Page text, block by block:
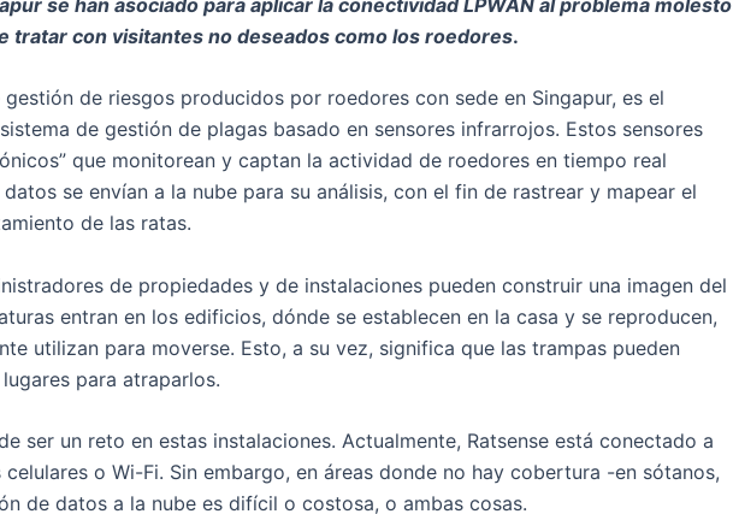
tratar con visitantes no deseados como los roedores.
de riesgos producidos por roedores con sede en Singapur, es el
de gestión de plagas basado en sensores infrarrojos. Estos sensores
que monitorean y captan la actividad de roedores en tiempo real
se envían a la nube para su análisis, con el fin de rastrear y mapear el
de las ratas.
de propiedades y de instalaciones pueden construir una imagen del
entran en los edificios, dónde se establecen en la casa y se reproducen,
utilizan para moverse. Esto, a su vez, significa que las trampas pueden
para atraparlos.
ser un reto en estas instalaciones. Actualmente, Ratsense está conectado a
o Wi-Fi. Sin embargo, en áreas donde no hay cobertura -en sótanos,
de datos a la nube es difícil o costosa, o ambas cosas.